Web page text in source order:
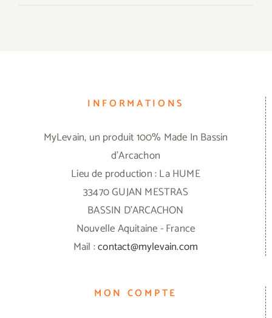
INFORMATIONS
MyLevain, un produit 100% Made In Bassin
d'Arcachon
Lieu de production : La HUME
33470 GUJAN MESTRAS
BASSIN D'ARCACHON
Nouvelle Aquitaine - France
Mail :contact@mylevain.com
MON COMPTE